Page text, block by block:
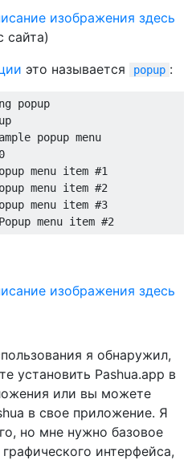
сайта)
это называется popup :
popup
popup menu
menu item #1
menu item #2
menu item #3
Popup menu item #2
я обнаружил,
установить Pashua.app в
или вы можете
в свое приложение. Я
но мне нужно базовое
интерфейса,